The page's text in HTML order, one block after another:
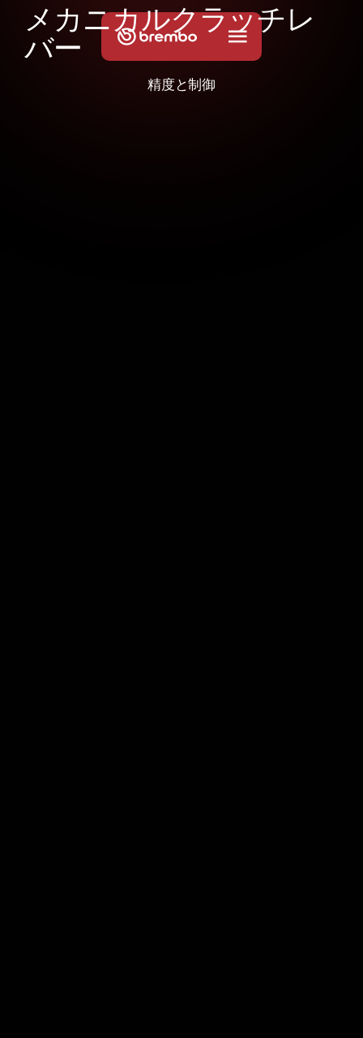
メ カ ニカルクラッチ レ
バー
精度と制御